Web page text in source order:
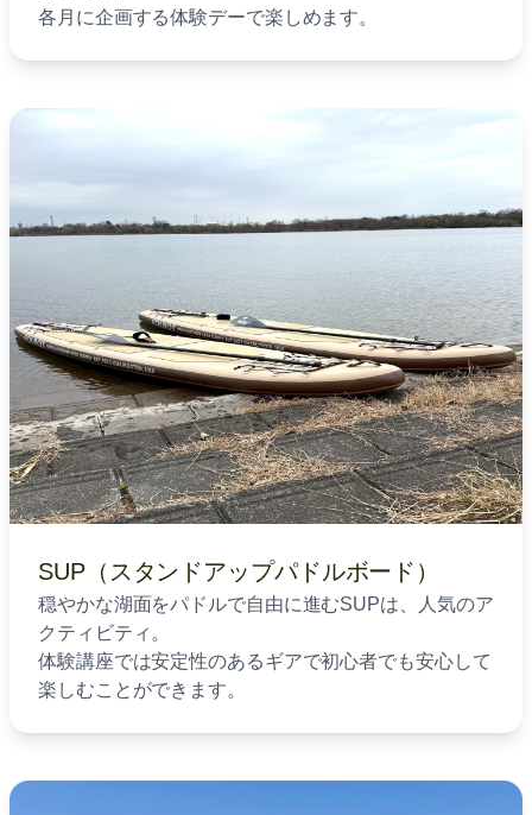
各月に企画する体験デーで楽しめます。
SUP（スタンドアップパドルボード）
穏やかな湖面をパドルで自由に進むSUPは、人気のア
クティビティ。
体験講座では安定性のあるギアで初心者でも安心して
楽しむことができます。